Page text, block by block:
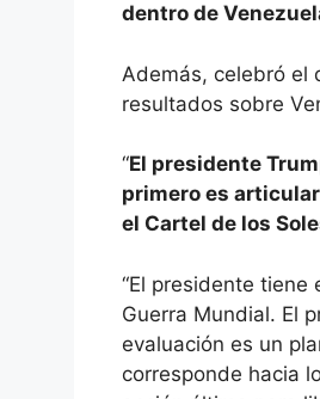
dentro de
Además, celebró el
resultados sobre
“El presidente
primero es
el Cartel de los
“El presidente
Guerra Mundial. El
evaluación es un
corresponde hacia